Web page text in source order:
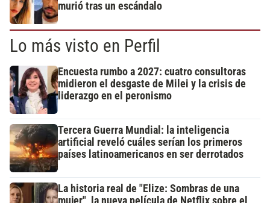
murió tras un escándalo
Lo más visto en Perfil
Encuesta rumbo a 2027: cuatro consultoras
midieron el desgaste de Milei y la crisis de
liderazgo en el peronismo
Tercera Guerra Mundial: la inteligencia
artificial reveló cuáles serían los primeros
países latinoamericanos en ser derrotados
La historia real de "Elize: Sombras de una
mujer", la nueva película de Netflix sobre el